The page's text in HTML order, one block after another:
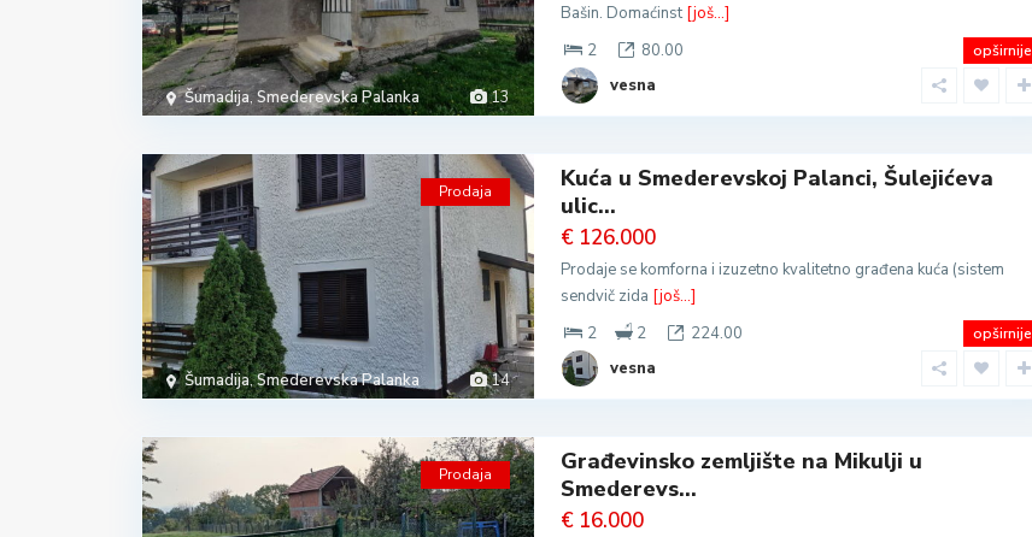
13
Šumadija, Smederevska Palanka
Bašin. Domaćinst [još...]
2
80.00 opširnije
vesna
14
Šumadija,Smederevska Palanka
Prodaja
Kuća u Smederevskoj Palanci, Šulejićeva
ulic...
€ 126.000
Prodaje se komforna i izuzetno kvalitetno građena kuća (sistem
sendvič zida [još...]
2
2 224.00 opširnije
vesna
Prodaja
Građevinsko zemljište na Mikulji u
Smederevs...
€ 16.000